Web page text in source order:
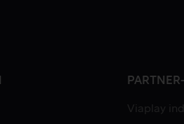
Viaplay